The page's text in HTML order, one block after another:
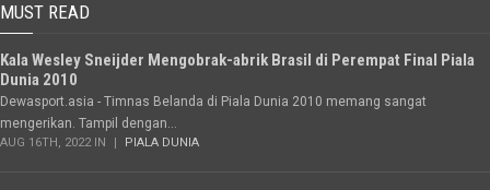
MUST READ
Kala Wesley Sneijder Mengobrak-abrik Brasil di Perempat Final Piala
Dunia 2010
Dewasport.asia - Timnas Belanda di Piala Dunia 2010 memang sangat
mengerikan. Tampil dengan...
AUG 16TH, 2022 IN PIALA DUNIA